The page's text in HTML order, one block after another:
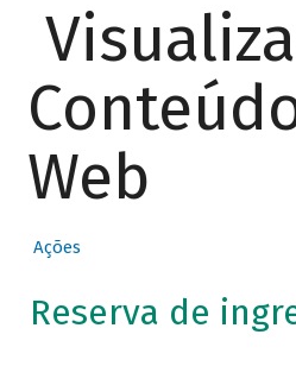
Web
Ações
Reserva de